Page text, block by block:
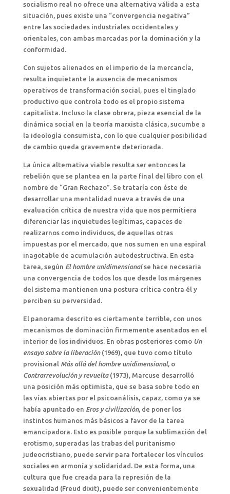
socialismo real no ofrece una alternativa válida a esta
situación, pues existe una “convergencia negativa”
entre las sociedades industriales occidentales y
orientales, con ambas marcadas por la dominación y la
conformidad.
Con sujetos alienados en el imperio de la mercancía,
resulta inquietante la ausencia de mecanismos
operativos de transformación social, pues el tinglado
productivo que controla todo es el propio sistema
capitalista. Incluso la clase obrera, pieza esencial de la
dinámica social en la teoría marxista clásica, sucumbe a
la ideología consumista, con lo que cualquier posibilidad
de cambio queda gravemente deteriorada.
La única alternativa viable resulta ser entonces la
rebelión que se plantea en la parte final del libro con el
nombre de “Gran Rechazo”. Se trataría con éste de
desarrollar una mentalidad nueva a través de una
evaluación crítica de nuestra vida que nos permitiera
diferenciar las inquietudes legítimas, capaces de
realizarnos como individuos, de aquellas otras
impuestas por el mercado, que nos sumen en una espiral
inagotable de acumulación autodestructiva. En esta
tarea, según El hombre unidimensionalse hace necesaria
una convergencia de todos los que desde los márgenes
del sistema mantienen una postura crítica contra él y
perciben su perversidad.
El panorama descrito es ciertamente terrible, con unos
mecanismos de dominación firmemente asentados en el
interior de los individuos. En obras posteriores como Un
ensayo sobre la liberación(1969), que tuvo como título
provisional Más allá del hombre unidimensional,o
Contrarrevolución y revuelta(1973), Marcuse desarrolló
una posición más optimista, que se basa sobre todo en
las vías abiertas por el psicoanálisis, capaz, como ya se
había apuntado en Eros y civilización, de poner los
instintos humanos más básicos a favor de la tarea
emancipadora. Esto es posible porque la sublimación del
erotismo, superadas las trabas del puritanismo
judeocristiano, puede servir para fortalecer los vínculos
sociales en armonía y solidaridad. De esta forma, una
cultura que fue creada para la represión de la
sexualidad (Freud dixit), puede ser convenientemente